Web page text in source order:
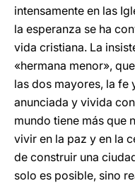
intensamente en las
la esperanza se ha
vida cristiana. La
«hermana menor»,
las dos mayores, la fe
anunciada y vivida
mundo tiene más que
vivir en la paz y en la
de construir una
solo es posible, sino